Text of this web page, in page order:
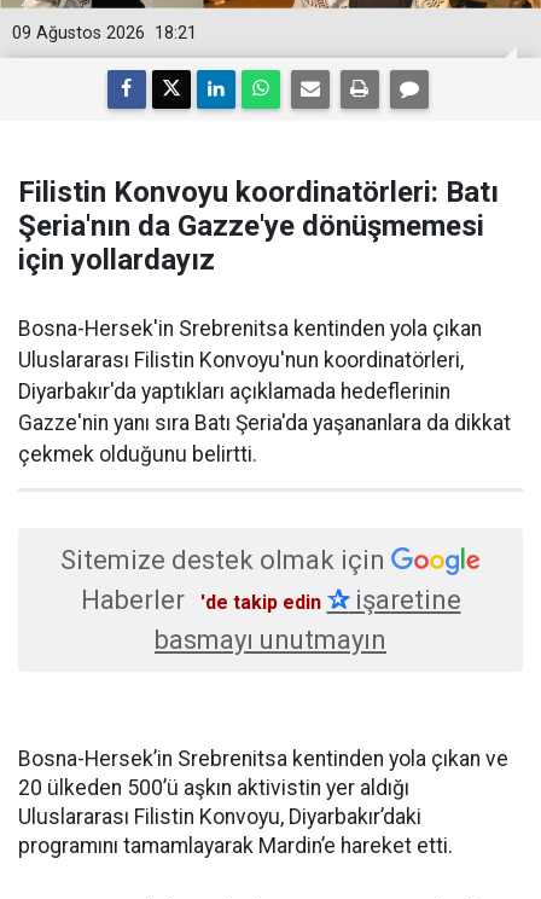
18:21
09 Ağustos 2026
Filistin Konvoyu koordinatörleri: Batı
Şeria'nın da Gazze'ye dönüşmemesi
için yollardayız
Bosna-Hersek'in Srebrenitsa kentinden yola çıkan
Uluslararası Filistin Konvoyu'nun koordinatörleri,
Diyarbakır'da yaptıkları açıklamada hedeflerinin
Gazze'nin yanı sıra Batı Şeria'da yaşananlara da dikkat
çekmek olduğunu belirtti.
Sitemize destek olmak için
Haberler
'de takip edin ✰işaretine
basmayı unutmayın
Bosna-Hersek’in Srebrenitsa kentinden yola çıkan ve
20 ülkeden 500’ü aşkın aktivistin yer aldığı
Uluslararası Filistin Konvoyu, Diyarbakır’daki
programını tamamlayarak Mardin’e hareket etti.